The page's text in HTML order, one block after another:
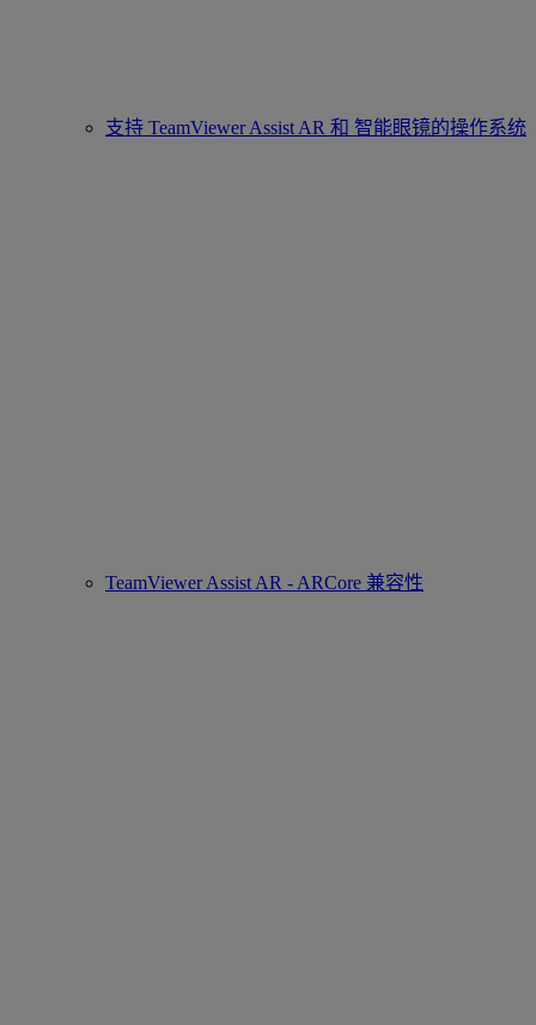
支持 TeamViewer Assist AR 和 智能眼镜的操作系统
TeamViewer Assist AR - ARCore 兼容性